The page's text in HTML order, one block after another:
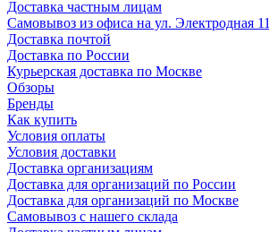
Доставка частным лицам
Самовывоз из офиса на ул. Электродная 11
Доставка почтой
Доставка по России
Курьерская доставка по Москве
Обзоры
Бренды
Как купить
Условия оплаты
Условия доставки
Доставка организациям
Доставка для организаций по России
Доставка для организаций по Москве
Самовывоз с нашего склада